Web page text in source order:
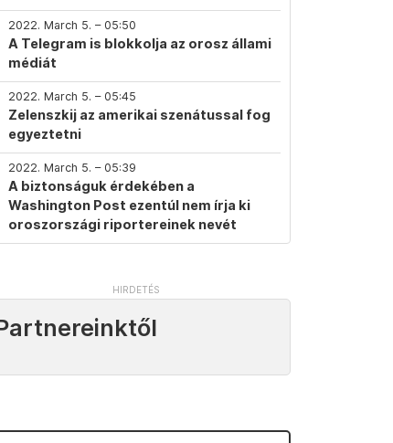
2022. March 5. – 05:50
A Telegram is blokkolja az orosz állami
médiát
2022. March 5. – 05:45
Zelenszkij az amerikai szenátussal fog
egyeztetni
2022. March 5. – 05:39
A biztonságuk érdekében a
Washington Post ezentúl nem írja ki
oroszországi riportereinek nevét